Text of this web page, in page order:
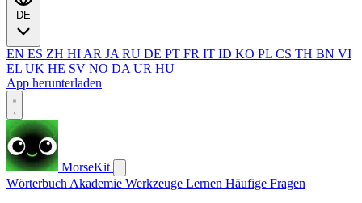
EN ES ZH HI AR JA RU DE PT FR IT ID KO PL CS TH BN VI
EL UK HE SV NO DA UR HU
App herunterladen
MorseKit
Wörterbuch Akademie Werkzeuge Lernen Häufige Fragen